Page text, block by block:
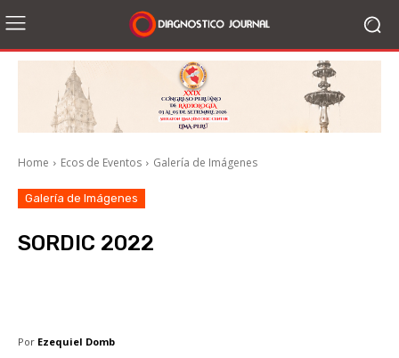
Home Ecos de Eventos Galería de Imágenes
Galería de Imágenes
SORDIC 2022
Por Ezequiel Domb